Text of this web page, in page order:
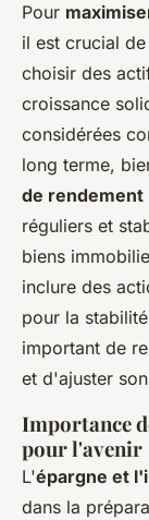
Pour
il est crucial
choisir des
croissance
considérées
long terme,
de rendement
réguliers et
biens
inclure des
pour la
important de
et d'ajuster
Importance
pour l'avenir
L'épargne et
dans la